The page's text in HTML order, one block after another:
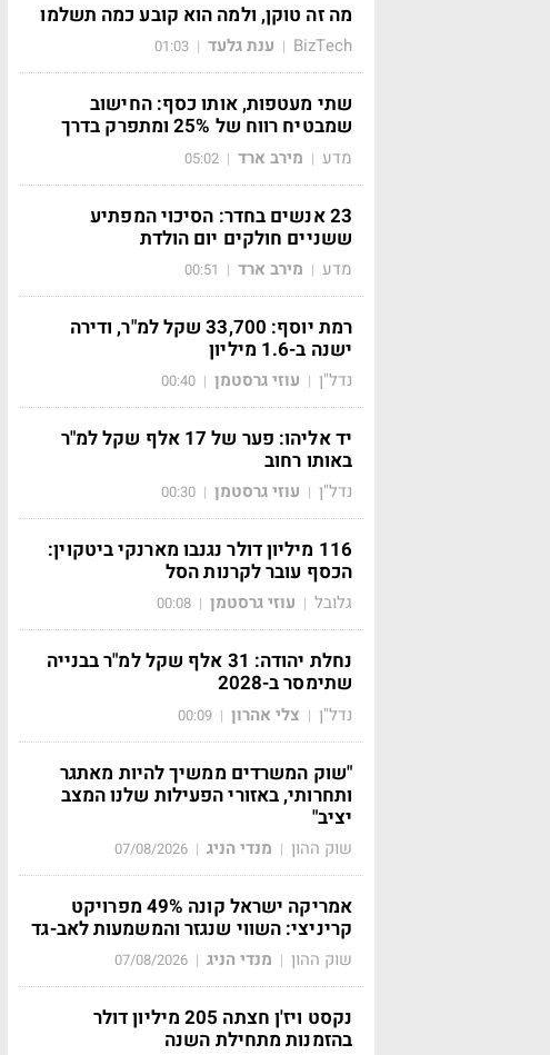
מה זה טוקן, ולמה הוא קובע כמה תשלמו
BizTech
| ענת גלעד |
01:03
שתי מעטפות, אותו כסף: החישוב
שמבטיח רווח של 25% ומתפרק בדרך
מדע | מירב ארד |
05:02
23 אנשים בחדר: הסיכוי המפתיע
ששניים חולקים יום הולדת
מדע | מירב ארד |
00:51
רמת יוסף: 33,700 שקל למ"ר, ודירה
ישנה ב-1.6 מיליון
נדל"ן | עוזי גרסטמן |
00:40
יד אליהו: פער של 17 אלף שקל למ"ר
באותו רחוב
נדל"ן | עוזי גרסטמן |
00:30
116 מיליון דולר נגנבו מארנקי ביטקוין:
הכסף עובר לקרנות הסל
גלובל | עוזי גרסטמן |
00:08
נחלת יהודה: 31 אלף שקל למ"ר בבנייה
שתימסר ב-2028
נדל"ן | צלי אהרון |
00:09
"שוק המשרדים ממשיך להיות מאתגר
ותחרותי, באזורי הפעילות שלנו המצב
יציב"
שוק ההון | מנדי הניג |
07/08/2026
אמריקה ישראל קונה 49% מפרויקט
קריניצי: השווי שנגזר והמשמעות לאב-גד
שוק ההון | מנדי הניג |
07/08/2026
נקסט ויז'ן חצתה 205 מיליון דולר
בהזמנות מתחילת השנה